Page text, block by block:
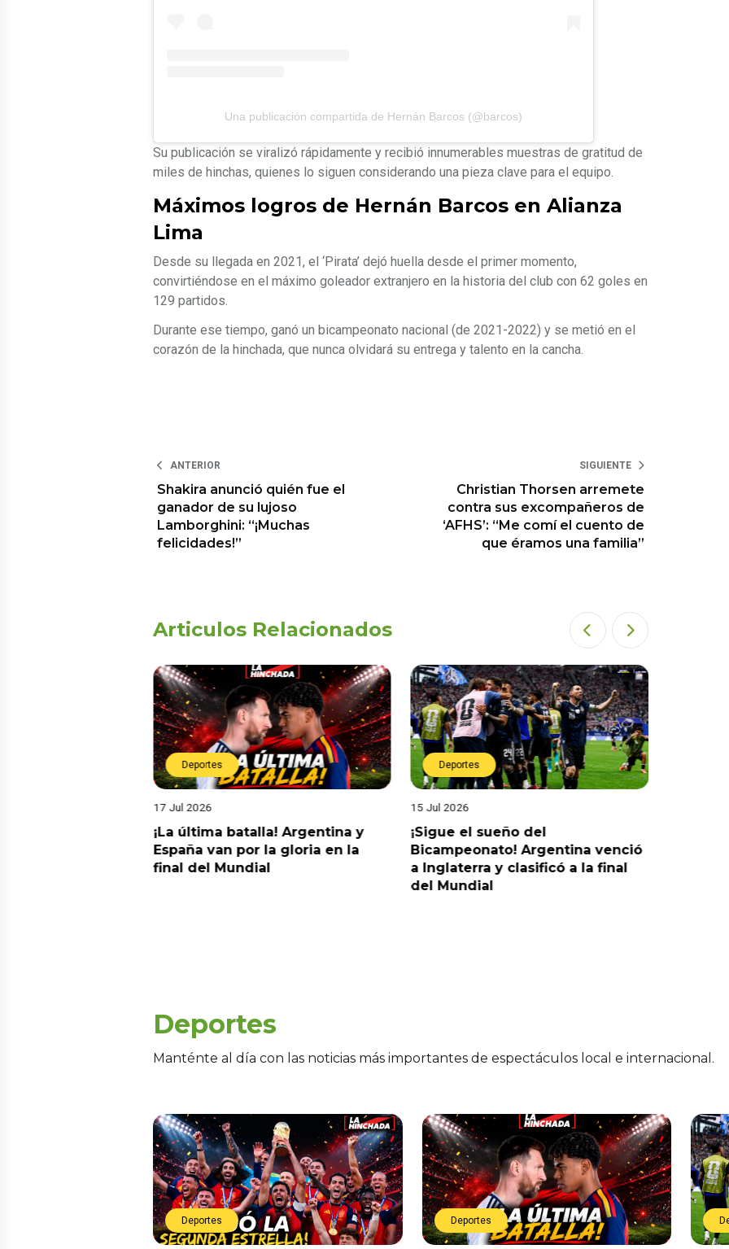
Una publicación compartida de Hernán Barcos (@barcos)
Su publicación se viralizó rápidamente y recibió innumerables muestras de gratitud de
miles de hinchas, quienes lo siguen considerando una pieza clave para el equipo.
Máximos logros de Hernán Barcos en Alianza
Lima
Desde su llegada en 2021, el ‘Pirata’ dejó huella desde el primer momento,
convirtiéndose en el máximo goleador extranjero en la historia del club con 62 goles en
129 partidos.
Durante ese tiempo, ganó un bicampeonato nacional (de 2021-2022) y se metió en el
corazón de la hinchada, que nunca olvidará su entrega y talento en la cancha.
ANTERIOR
Shakira anunció quién fue el
ganador de su lujoso
Lamborghini: “¡Muchas
felicidades!”
SIGUIENTE
Christian Thorsen arremete
contra sus excompañeros de
‘AFHS’: “Me comí el cuento de
que éramos una familia”
Articulos Relacionados
Deportes
17 Jul 2026
¡La última batalla! Argentina y
España van por la gloria en la
final del Mundial
Deportes
15 Jul 2026
¡Sigue el sueño del
Bicampeonato! Argentina venció
a Inglaterra y clasificó a la final
del Mundial
Deportes
Manténte al día con las noticias más importantes de espectáculos local e internacional.
Deportes Deportes